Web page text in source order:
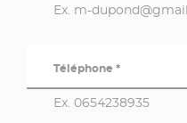
Ex. m-
Téléphone *
Ex. 0654238935